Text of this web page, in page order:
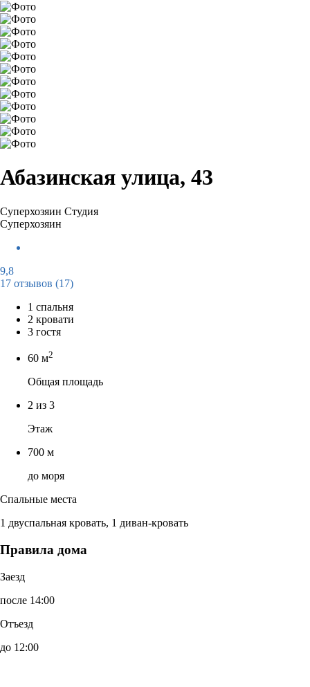
Абазинская улица, 43
Суперхозяин Студия
Суперхозяин
9,8
17 отзывов (17)
1 спальня
2 кровати
3 гостя
60 м2
Общая площадь
2 из 3
Этаж
700 м
до моря
Спальные места
1 двуспальная кровать, 1 диван-кровать
Правила дома
Заезд
после 14:00
Отъезд
до 12:00